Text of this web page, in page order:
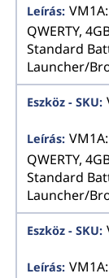
QWERTY,
Standard
Launcher/
QWERTY,
Standard
Launcher/